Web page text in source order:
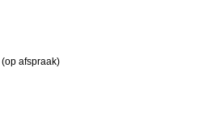
afspraak)